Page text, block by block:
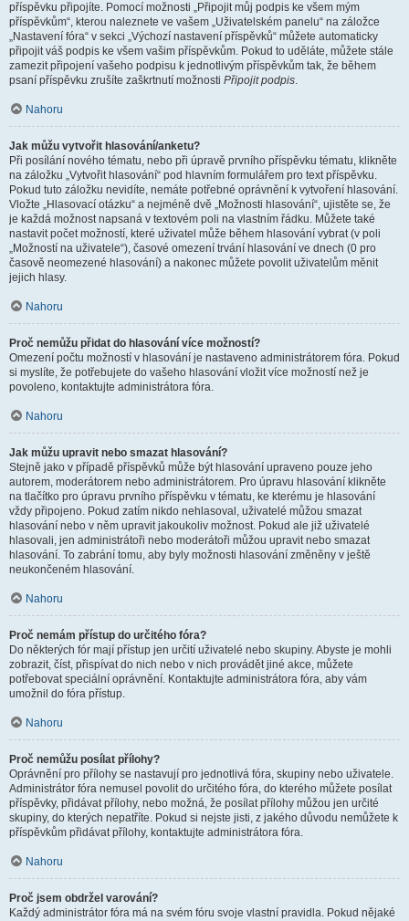
příspěvku připojíte. Pomocí možnosti „Připojit můj podpis ke všem mým
příspěvkům“, kterou naleznete ve vašem „Uživatelském panelu“ na záložce
„Nastavení fóra“ v sekci „Výchozí nastavení příspěvků“ můžete automaticky
připojit váš podpis ke všem vašim příspěvkům. Pokud to uděláte, můžete stále
zamezit připojení vašeho podpisu k jednotlivým příspěvkům tak, že během
psaní příspěvku zrušíte zaškrtnutí možnosti Připojit podpis.
Nahoru
Jak můžu vytvořit hlasování/anketu?
Při posílání nového tématu, nebo při úpravě prvního příspěvku tématu, klikněte
na záložku „Vytvořit hlasování“ pod hlavním formulářem pro text příspěvku.
Pokud tuto záložku nevidíte, nemáte potřebné oprávnění k vytvoření hlasování.
Vložte „Hlasovací otázku“ a nejméně dvě „Možnosti hlasování“, ujistěte se, že
je každá možnost napsaná v textovém poli na vlastním řádku. Můžete také
nastavit počet možností, které uživatel může během hlasování vybrat (v poli
„Možností na uživatele“), časové omezení trvání hlasování ve dnech (0 pro
časově neomezené hlasování) a nakonec můžete povolit uživatelům měnit
jejich hlasy.
Nahoru
Proč nemůžu přidat do hlasování více možností?
Omezení počtu možností v hlasování je nastaveno administrátorem fóra. Pokud
si myslíte, že potřebujete do vašeho hlasování vložit více možností než je
povoleno, kontaktujte administrátora fóra.
Nahoru
Jak můžu upravit nebo smazat hlasování?
Stejně jako v případě příspěvků může být hlasování upraveno pouze jeho
autorem, moderátorem nebo administrátorem. Pro úpravu hlasování klikněte
na tlačítko pro úpravu prvního příspěvku v tématu, ke kterému je hlasování
vždy připojeno. Pokud zatím nikdo nehlasoval, uživatelé můžou smazat
hlasování nebo v něm upravit jakoukoliv možnost. Pokud ale již uživatelé
hlasovali, jen administrátoři nebo moderátoři můžou upravit nebo smazat
hlasování. To zabrání tomu, aby byly možnosti hlasování změněny v ještě
neukončeném hlasování.
Nahoru
Proč nemám přístup do určitého fóra?
Do některých fór mají přístup jen určití uživatelé nebo skupiny. Abyste je mohli
zobrazit, číst, přispívat do nich nebo v nich provádět jiné akce, můžete
potřebovat speciální oprávnění. Kontaktujte administrátora fóra, aby vám
umožnil do fóra přístup.
Nahoru
Proč nemůžu posílat přílohy?
Oprávnění pro přílohy se nastavují pro jednotlivá fóra, skupiny nebo uživatele.
Administrátor fóra nemusel povolit do určitého fóra, do kterého můžete posílat
příspěvky, přidávat přílohy, nebo možná, že posílat přílohy můžou jen určité
skupiny, do kterých nepatříte. Pokud si nejste jisti, z jakého důvodu nemůžete k
příspěvkům přidávat přílohy, kontaktujte administrátora fóra.
Nahoru
Proč jsem obdržel varování?
Každý administrátor fóra má na svém fóru svoje vlastní pravidla. Pokud nějaké